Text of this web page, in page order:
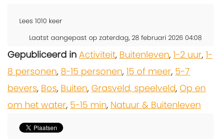
Lees 1010 keer
Laatst aangepast op zaterdag, 28 februari 2026 04:08
Gepubliceerd in Activiteit, Buitenleven, 1-2 uur, 1-
8 personen, 8-15 personen, 15 of meer, 5-7
bevers, Bos, Buiten, Grasveld, speelveld, Op en
om het water, 5-15 min, Natuur & Buitenleven